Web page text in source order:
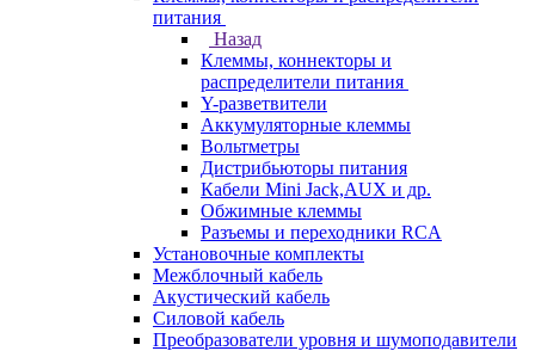
питания
Назад
Клеммы, коннекторы и
распределители питания
Y-разветвители
Аккумуляторные клеммы
Вольтметры
Дистрибьюторы питания
Кабели Mini Jack,AUX и др.
Обжимные клеммы
Разъемы и переходники RCA
Установочные комплекты
Межблочный кабель
Акустический кабель
Силовой кабель
Преобразователи уровня и шумоподавители